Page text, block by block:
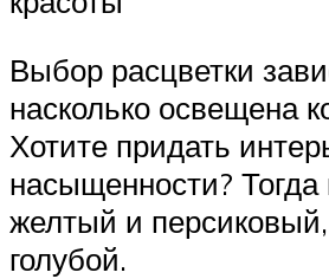
Выбор расцветки
насколько освещена
Хотите придать
насыщенности?
желтый и
голубой.